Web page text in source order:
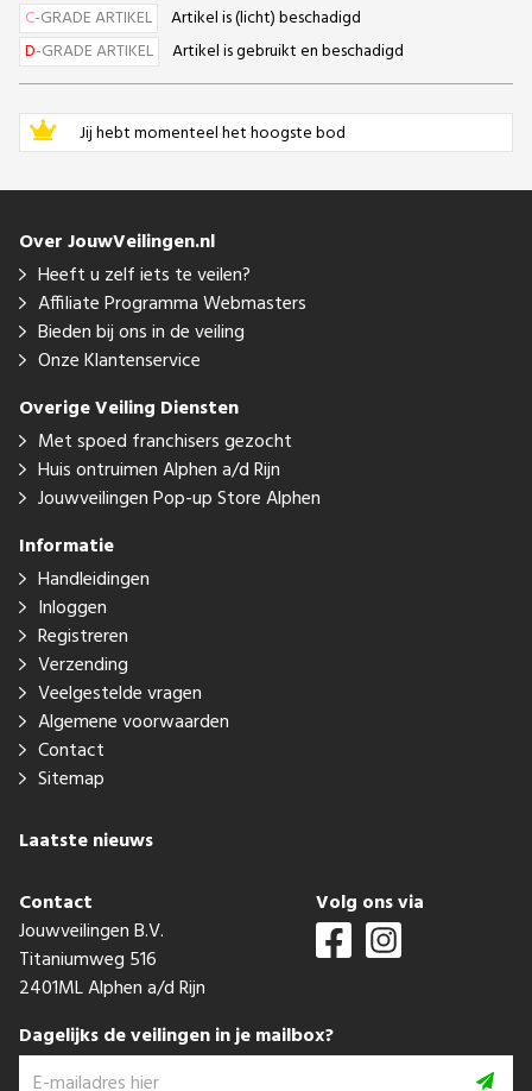
C-GRADE ARTIKEL
Artikel is (licht) beschadigd
D-GRADE ARTIKEL Artikel is gebruikt en beschadigd
Jij hebt momenteel het hoogste bod
Over JouwVeilingen.nl
Heeft u zelf iets te veilen?
Affiliate Programma Webmasters
Bieden bij ons in de veiling
Onze Klantenservice
Overige Veiling Diensten
Met spoed franchisers gezocht
Huis ontruimen Alphen a/d Rijn
Jouwveilingen Pop-up Store Alphen
Informatie
Handleidingen
Inloggen
Registreren
Verzending
Veelgestelde vragen
Algemene voorwaarden
Contact
Sitemap
Laatste nieuws
Contact
Jouwveilingen B.V.
Titaniumweg 516
2401ML Alphen a/d Rijn
Volg ons via
Dagelijks de veilingen in je mailbox?